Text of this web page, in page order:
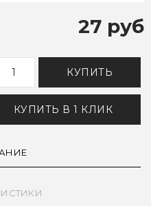
27 руб
КУПИТЬ
КУПИТЬ В 1 КЛИК